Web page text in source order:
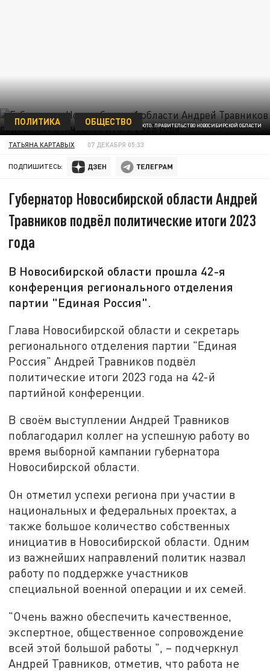
ФОТО: ПРАВИТЕЛЬСТВО НОВОСИБИРСКОЙ ОБЛАСТИ
ПОЛИТИКА ОБЩЕСТВО
ТАТЬЯНА КАРТАВЫХ 07 ДЕКАБРЯ 05:33
ПОДПИШИТЕСЬ:
Губернатор Новосибирской области Андрей
Травников подвёл политические итоги 2023
года
В Новосибирской области прошла 42-я
конференция регионального отделения
партии "Единая Россия".
Глава Новосибирской области и секретарь
регионального отделения партии "Единая
Россия" Андрей Травников подвёл
политические итоги 2023 года на 42-й
партийной конференции.
В своём выступлении Андрей Травников
поблагодарил коллег на успешную работу во
время выборной кампании губернатора
Новосибирской области.
Он отметил успехи региона при участии в
национальных и федеральных проектах, а
также большое количество собственных
инициатив в Новосибирской области. Одним
из важнейших направлений политик назвал
работу по поддержке участников
специальной военной операции и их семей.
"Очень важно обеспечить качественное,
экспертное, общественное сопровождение
всей этой большой работы ", – подчеркнул
Андрей Травников, отметив, что работа не